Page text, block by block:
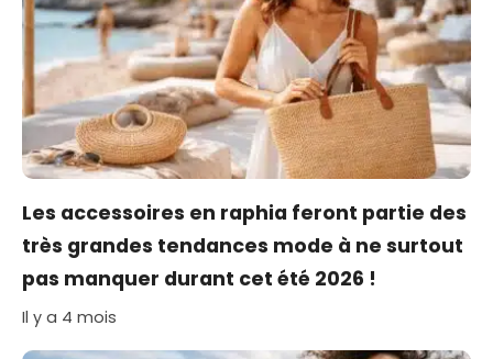
Les accessoires en raphia feront partie des
très grandes tendances mode à ne surtout
pas manquer durant cet été 2026 !
Il y a 4 mois